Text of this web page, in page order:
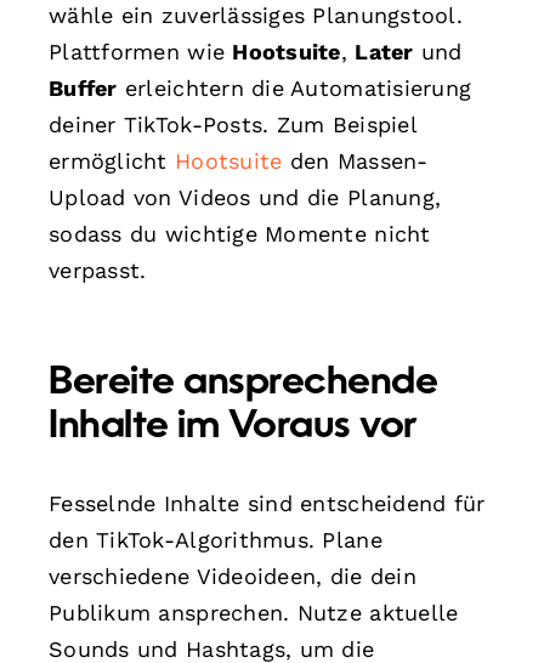
wähle ein zuverlässiges Planungstool.
Plattformen wie Hootsuite, Later und
Buffer erleichtern die Automatisierung
deiner TikTok-Posts. Zum Beispiel
ermöglicht Hootsuite den Massen-
Upload von Videos und die Planung,
sodass du wichtige Momente nicht
verpasst.
Bereite ansprechende
Inhalte im Voraus vor
Fesselnde Inhalte sind entscheidend für
den TikTok-Algorithmus. Plane
verschiedene Videoideen, die dein
Publikum ansprechen. Nutze aktuelle
Sounds und Hashtags, um die